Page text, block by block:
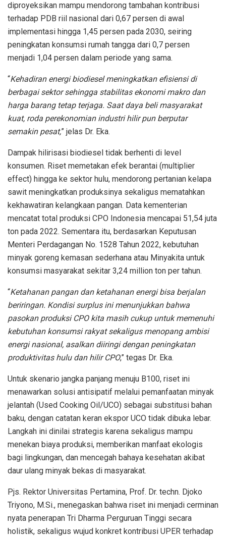
diproyeksikan mampu mendorong tambahan kontribusi
terhadap PDB riil nasional dari 0,67 persen di awal
implementasi hingga 1,45 persen pada 2030, seiring
peningkatan konsumsi rumah tangga dari 0,7 persen
menjadi 1,04 persen dalam periode yang sama.
“Kehadiran energi biodiesel meningkatkan efisiensi di
berbagai sektor sehingga stabilitas ekonomi makro dan
harga barang tetap terjaga. Saat daya beli masyarakat
kuat, roda perekonomian industri hilir pun berputar
semakin pesat,” jelas Dr. Eka.
Dampak hilirisasi biodiesel tidak berhenti di level
konsumen. Riset memetakan efek berantai (multiplier
effect) hingga ke sektor hulu, mendorong pertanian kelapa
sawit meningkatkan produksinya sekaligus mematahkan
kekhawatiran kelangkaan pangan. Data kementerian
mencatat total produksi CPO Indonesia mencapai 51,54 juta
ton pada 2022. Sementara itu, berdasarkan Keputusan
Menteri Perdagangan No. 1528 Tahun 2022, kebutuhan
minyak goreng kemasan sederhana atau Minyakita untuk
konsumsi masyarakat sekitar 3,24 million ton per tahun.
“Ketahanan pangan dan ketahanan energi bisa berjalan
beriringan. Kondisi surplus ini menunjukkan bahwa
pasokan produksi CPO kita masih cukup untuk memenuhi
kebutuhan konsumsi rakyat sekaligus menopang ambisi
energi nasional, asalkan diiringi dengan peningkatan
produktivitas hulu dan hilir CPO,” tegas Dr. Eka.
Untuk skenario jangka panjang menuju B100, riset ini
menawarkan solusi antisipatif melalui pemanfaatan minyak
jelantah (Used Cooking Oil/UCO) sebagai substitusi bahan
baku, dengan catatan keran ekspor UCO tidak dibuka lebar.
Langkah ini dinilai strategis karena sekaligus mampu
menekan biaya produksi, memberikan manfaat ekologis
bagi lingkungan, dan mencegah bahaya kesehatan akibat
daur ulang minyak bekas di masyarakat.
Pjs. Rektor Universitas Pertamina, Prof. Dr. techn. Djoko
Triyono, M.Si., menegaskan bahwa riset ini menjadi cerminan
nyata penerapan Tri Dharma Perguruan Tinggi secara
holistik, sekaligus wujud konkret kontribusi UPER terhadap